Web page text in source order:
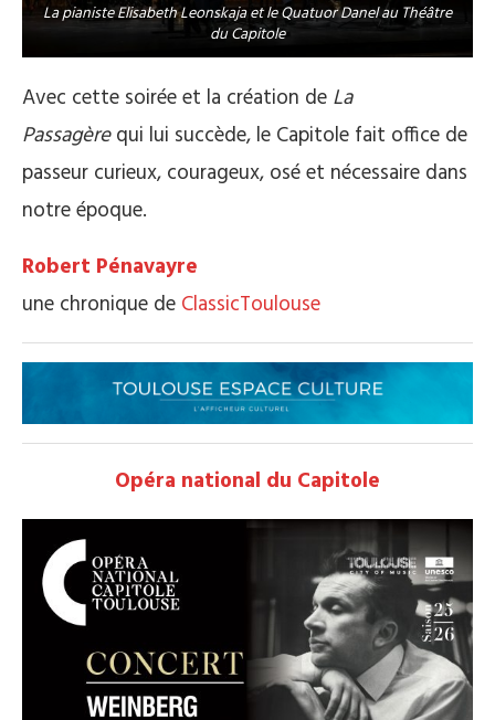
La pianiste Elisabeth Leonskaja et le Quatuor Danel au Théâtre
du Capitole
Avec cette soirée et la création de La
Passagèrequi lui succède, le Capitole fait office de
passeur curieux, courageux, osé et nécessaire dans
notre époque.
Robert Pénavayre
une chronique de ClassicToulouse
Opéra national du Capitole